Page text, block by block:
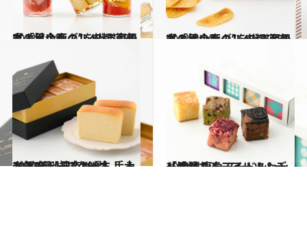
2021.1.18
【人気企画！】47都道府県「手土産グルメ」“東日本の旨いもの”を総まとめ
グルメ 2021.2.20
【人気企画！】47都道府県「手土産グルメ」“西日本の旨いもの”を総まとめ
グルメ
2021.1.8
2020年【神奈川県】手みやげ3選 1日2,800本！ 大人気のチーズケーキ
グルメ 2021.9.19
「渋谷 東急フードショー」リニューアル トレンド感溢れるスイーツ＆デリ10選
グルメ